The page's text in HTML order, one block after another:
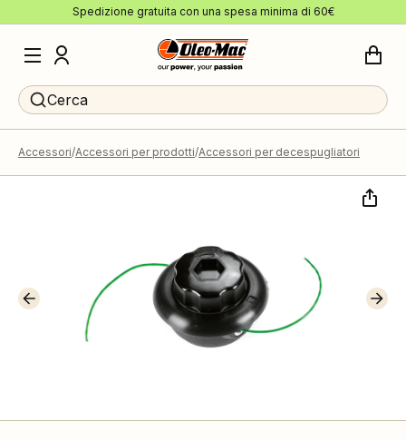
Spedizione gratuita con una spesa minima di 60€
Cerca
Accessori Accessori per prodotti Accessori per decespugliatori